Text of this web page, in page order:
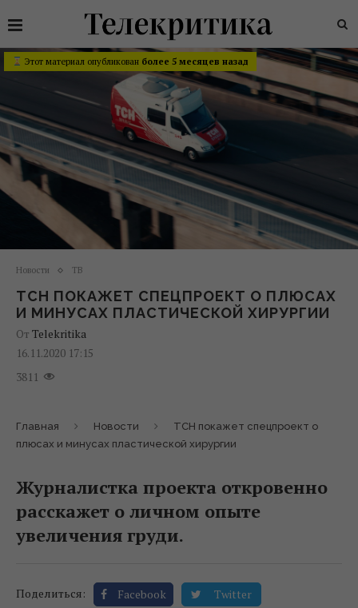
Этот материал опубликован более 5 месяцев назад
Новости ТВ
ТСН ПОКАЖЕТ СПЕЦПРОЕКТ О ПЛЮСАХ
И МИНУСАХ ПЛАСТИЧЕСКОЙ ХИРУРГИИ
От Telekritika
16.11.2020 17:15
3811
Главная Новости
ТСН покажет спецпроект о
плюсах и минусах пластической хирургии
Журналистка проекта откровенно
расскажет о личном опыте
увеличения груди.
Поделиться: Facebook Twitter